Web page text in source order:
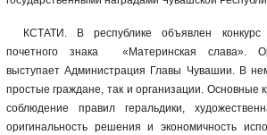
КСТАТИ. В республике объявлен конкурс
почетного знака «Материнская слава».
выступает Администрация Главы Чувашии. В
простые граждане, так и организации. Основные
соблюдение правил геральдики,
оригинальность решения и экономичность